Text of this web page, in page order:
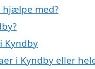
hjælpe med?
Kyndby
i Kyndby eller